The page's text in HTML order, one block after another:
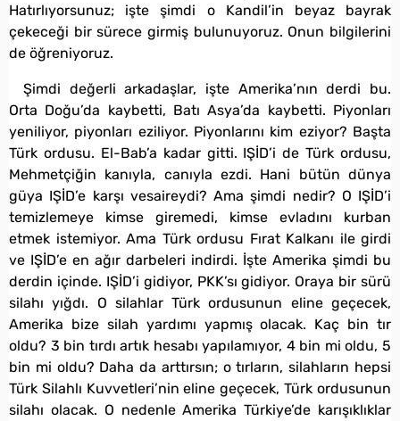
Hatırlıyorsunuz; işte şimdi o Kandil’in beyaz bayrak
çekeceği bir sürece girmiş bulunuyoruz. Onun bilgilerini
de öğreniyoruz.
Şimdi değerli arkadaşlar, işte Amerika’nın derdi bu.
Orta Doğu’da kaybetti, Batı Asya’da kaybetti. Piyonları
yeniliyor, piyonları eziliyor. Piyonlarını kim eziyor? Başta
Türk ordusu. El-Bab’a kadar gitti. IŞİD’i de Türk ordusu,
Mehmetçiğin kanıyla, canıyla ezdi. Hani bütün dünya
güya IŞİD’e karşı vesaireydi? Ama şimdi nedir? O IŞİD’i
temizlemeye kimse giremedi, kimse evladını kurban
etmek istemiyor. Ama Türk ordusu Fırat Kalkanı ile girdi
ve IŞİD’e en ağır darbeleri indirdi. İşte Amerika şimdi bu
derdin içinde. IŞİD’i gidiyor, PKK’sı gidiyor. Oraya bir sürü
silahı yığdı. O silahlar Türk ordusunun eline geçecek,
Amerika bize silah yardımı yapmış olacak. Kaç bin tır
oldu? 3 bin tırdı artık hesabı yapılamıyor, 4 bin mi oldu, 5
bin mi oldu? Daha da arttırsın; o tırların, silahların hepsi
Türk Silahlı Kuvvetleri’nin eline geçecek, Türk ordusunun
silahı olacak. O nedenle Amerika Türkiye’de karışıklıklar